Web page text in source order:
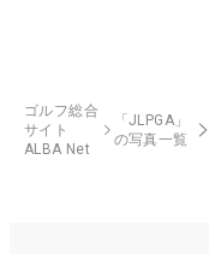
ゴルフ総合
サイト
ALBA Net
「JLPGA」
の写真一覧